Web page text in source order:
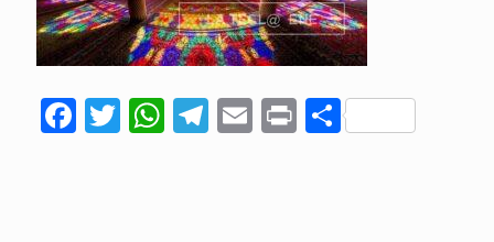
Facebook
Twitter
WhatsApp
Telegram
Email
Print